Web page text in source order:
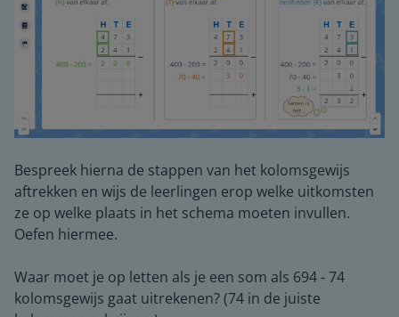
Bespreek hierna de stappen van het kolomsgewijs
aftrekken en wijs de leerlingen erop welke uitkomsten
ze op welke plaats in het schema moeten invullen.
Oefen hiermee.
Waar moet je op letten als je een som als 694 - 74
kolomsgewijs gaat uitrekenen? (74 in de juiste